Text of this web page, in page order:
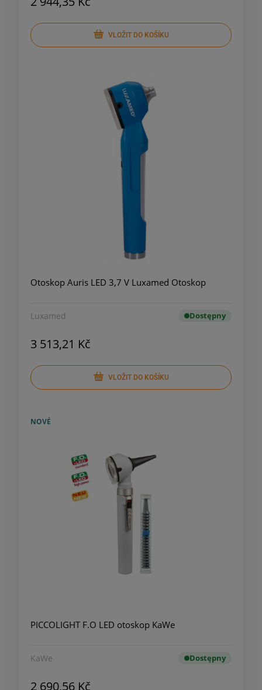
VLOŽIT DO KOŠÍKU
Otoskop Auris LED 3,7 V Luxamed Otoskop
Luxamed Dostępny
3 513,21 Kč
VLOŽIT DO KOŠÍKU
PICCOLIGHT F.O LED otoskop KaWe
KaWe Dostępny
2 690,56 Kč
NOVÉ